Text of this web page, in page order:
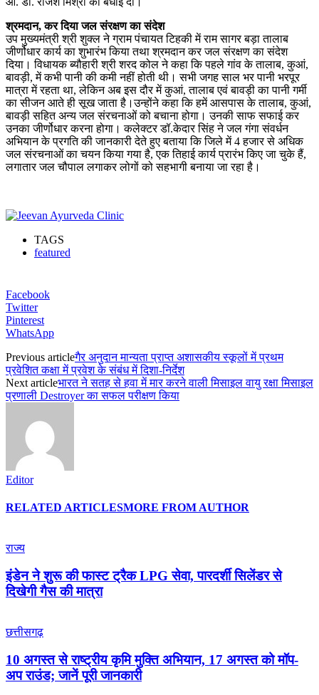
श्रमदान, कर दिया जल संरक्षण का संदेश
उप मुख्यमंत्री श्री शुक्ल ने ग्राम पंचायत टिहकी में राम सागर बड़ा तालाब
जीर्णोधार कार्य का शुभारंभ किया तथा श्रमदान कर जल संरक्षण का संदेश
दिया। विधायक ब्यौहारी श्री शरद कोल ने कहा कि पहले गांव के तालाब, कुआं,
बावड़ी, में कभी पानी की कमी नहीं होती थी। सभी जगह साल भर पानी भरपूर
मात्रा में रहता था, लेकिन अब इस दौर में कुआं, तालाब एवं बावड़ी का पानी गर्मी
का सीजन आते ही सूख जाता है।उन्होंने कहा कि हमें आसपास के तालाब, कुआं,
बावड़ी सहित अन्य जल संरचनाओं को बचाना होगा। उनकी साफ सफाई कर
उनका जीर्णोधार करना होगा। कलेक्टर डॉ.केदार सिंह ने जल गंगा संवर्धन
अभियान के प्रगति की जानकारी देते हुए बताया कि जिले में 4 हजार से अधिक
जल संरचनाओं का चयन किया गया है, एक तिहाई कार्य प्रारंभ किए जा चुके हैं,
लगातार जल चौपाल लगाकर लोगों को सहभागी बनाया जा रहा है।
TAGS
featured
Facebook
Twitter
Pinterest
WhatsApp
Previous articleगैर अनुदान मान्यता प्राप्त अशासकीय स्कूलों में प्रथम
प्रवेशित कक्षा में प्रवेश के संबंध में दिशा-निर्देश
Next articleभारत ने सतह से हवा में मार करने वाली मिसाइल वायु रक्षा मिसाइल
प्रणाली Destroyer का सफल परीक्षण किया
Editor
RELATED ARTICLESMORE FROM AUTHOR
राज्य
इंडेन ने शुरू की फास्ट ट्रैक LPG सेवा, पारदर्शी सिलेंडर से
दिखेगी गैस की मात्रा
छत्तीसगढ़
10 अगस्त से राष्ट्रीय कृमि मुक्ति अभियान, 17 अगस्त को मॉप-
अप राउंड; जानें पूरी जानकारी